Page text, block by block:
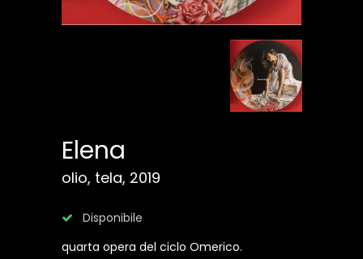
Elena
olio, tela, 2019
Disponibile
quarta opera del ciclo Omerico.